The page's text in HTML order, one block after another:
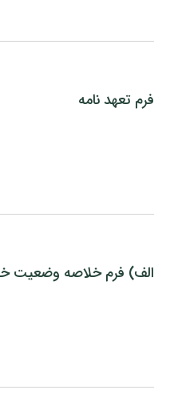
فرم تعهد نامه
الف) فرم خلاصه وضعیت